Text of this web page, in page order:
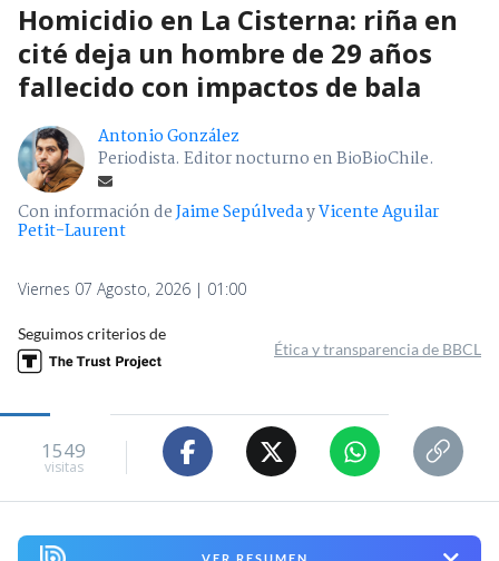
Homicidio en La Cisterna: riña en
cité deja un hombre de 29 años
fallecido con impactos de bala
Antonio González
Periodista. Editor nocturno en BioBioChile.
Con información deJaime SepúlvedayVicente Aguilar
Petit-Laurent
Viernes 07 Agosto, 2026 | 01:00
Seguimos criterios de
Ética y transparencia de BBCL
1549
visitas